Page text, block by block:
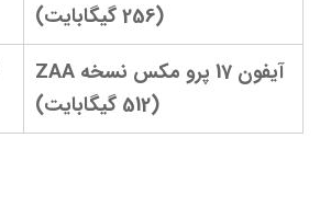
(256 گیگابایت)
آیفون 17 پرو مکس نسخه ZAA
(512 گیگابایت)